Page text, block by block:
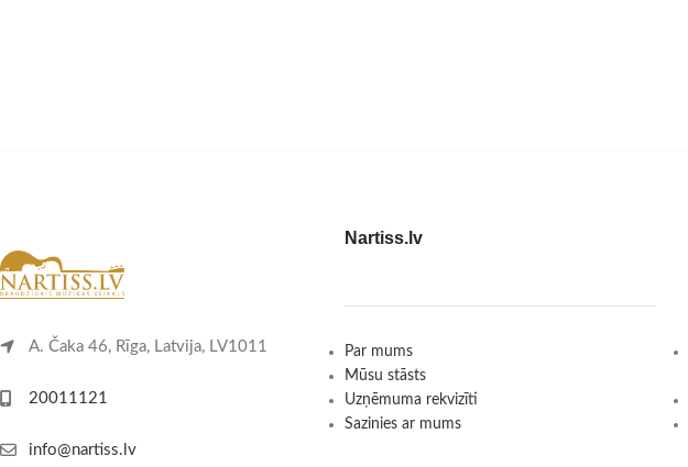
A. Čaka 46, Rīga, Latvija, LV1011
20011121
info@nartiss.lv
Nartiss.lv
Par mums
Mūsu stāsts
Uzņēmuma rekvizīti
Sazinies ar mums